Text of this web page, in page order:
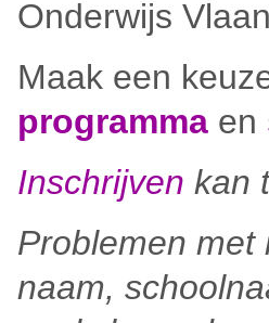
Onderwijs
Maak een
programma en
Inschrijven kan
Problemen met
naam,